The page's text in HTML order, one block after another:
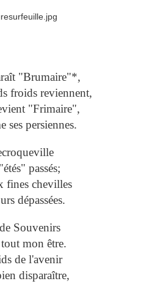
"Brumaire"*,
froids reviennent,
"Frimaire",
ses persiennes.
passés;
fines chevilles
dépassées.
Souvenirs
mon être.
de l'avenir
disparaître,